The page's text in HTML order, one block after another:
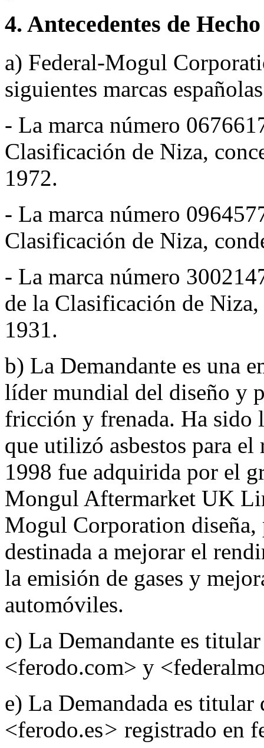
4. Antecedentes de Hecho
a) Federal-Mogul
siguientes marcas
- La marca número
Clasificación de Niza,
1972.
- La marca número
Clasificación de Niza,
- La marca número
de la Clasificación de
1931.
b) La Demandante es una
líder mundial del diseño y
fricción y frenada. Ha sido
que utilizó asbestos para
1998 fue adquirida por el
Mongul Aftermarket UK
Mogul Corporation
destinada a mejorar el
la emisión de gases y
automóviles.
c) La Demandante es
<ferodo.com> y
e) La Demandada es
<ferodo.es> registrado en